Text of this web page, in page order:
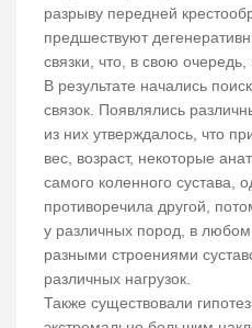
разрыву передней
предшествуют
связки, что, в свою
В результате начались
связок. Появлялись
из них утверждалось, что
вес, возраст, некоторые
самого коленного сустава,
противоречила другой,
у различных пород, в
разными строениями
различных нагрузок.
Также существовали